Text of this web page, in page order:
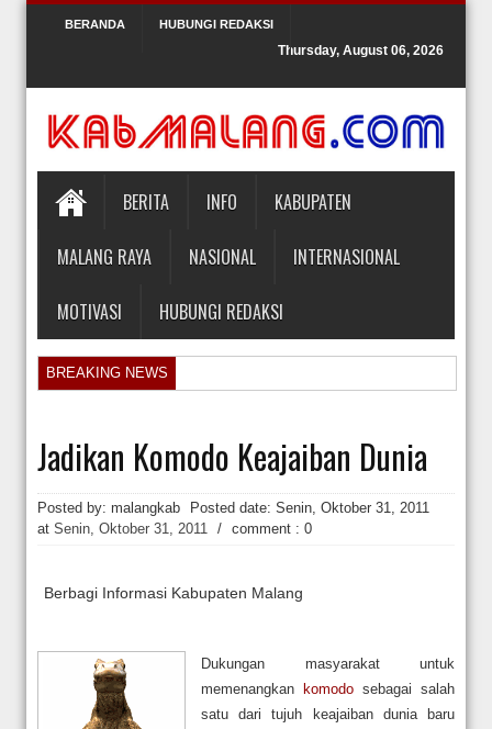
BERANDA HUBUNGI REDAKSI
Thursday, August 06, 2026
BERITA INFO KABUPATEN
MALANG RAYA NASIONAL INTERNASIONAL
MOTIVASI HUBUNGI REDAKSI
BREAKING NEWS
KPK Periksa Mantan Stafsus Menag Gus Yaqut terkait Kasus Kuota
Hakim Kabulkan Sebagian Gugatan Praperadilan Roy Suryo
Jadikan Komodo Keajaiban Dunia
Posted by: malangkab Posted date: Senin, Oktober 31, 2011
at Senin, Oktober 31, 2011 / comment : 0
Berbagi Informasi Kabupaten Malang
Dukungan masyarakat untuk
memenangkan komodo sebagai salah
satu dari tujuh keajaiban dunia baru